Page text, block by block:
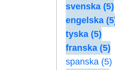
svenska (5)
engelska
tyska (5)
franska (5)
spanska (5)